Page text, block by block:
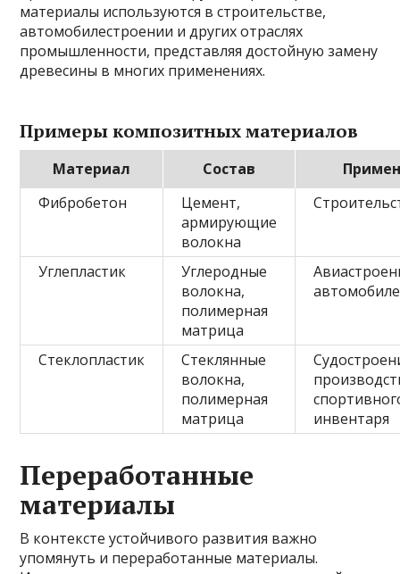
материалы используются в строительстве,
автомобилестроении и других отраслях
промышленности, представляя достойную замену
древесины в многих применениях.
Примеры композитных материалов
Материал Состав
Фибробетон
Цемент,
армирующие
волокна
Углепластик
Углеродные
волокна,
полимерная
матрица
Стеклопластик
Стеклянные
волокна,
полимерная
матрица
инвентаря
Переработанные
материалы
В контексте устойчивого развития важно
упомянуть и переработанные материалы.